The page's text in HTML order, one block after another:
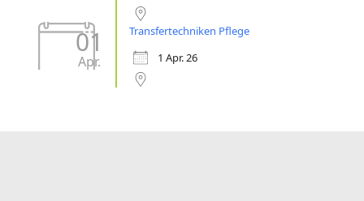
01
Apr.
Transfertechniken Pflege
1 Apr. 26